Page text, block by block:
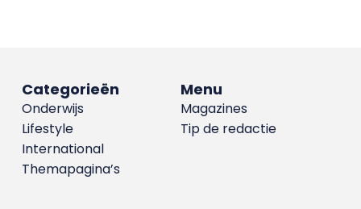
Menu
Magazines
Tip de redactie
Categorieën
Onderwijs
Lifestyle
International
Themapagina’s